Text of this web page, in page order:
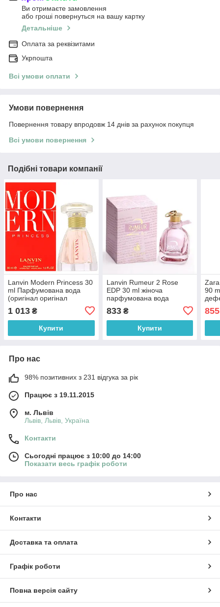
Ви отримаєте замовлення
або гроші повернуться на вашу картку
Детальніше
Оплата за реквізитами
Укрпошта
Всі умови оплати
Умови повернення
Повернення товару впродовж 14 днів за рахунок покупця
Всі умови повернення
Подібні товари компанії
Lanvin Modern Princess 30
ml Парфумована вода
(оригінал оригінал
1 013 ₴
Купити
Lanvin Rumeur 2 Rose
EDP 30 ml жіноча
парфумована вода
Франція)
833₴
Купити
90
855
Про нас
98% позитивних з 231 відгука за рік
Працює з 19.11.2015
м. Львів
Львів, Львів, Україна
Контакти
Сьогодні працює з 10:00 до 14:00
Показати весь графік роботи
Про нас
Контакти
Доставка та оплата
Графік роботи
Повна версія сайту